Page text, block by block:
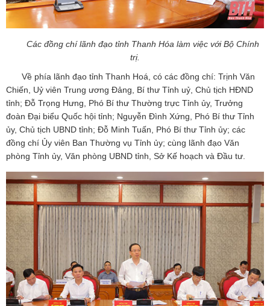
Các đồng chí lãnh đạo tỉnh Thanh Hóa làm việc với Bộ Chính
trị.
Về phía lãnh đạo tỉnh Thanh Hoá, có các đồng chí: Trịnh Văn
Chiến, Uỷ viên Trung ương Đảng, Bí thư Tỉnh uỷ, Chủ tịch HĐND
tỉnh; Đỗ Trọng Hưng, Phó Bí thư Thường trực Tỉnh ủy, Trưởng
đoàn Đại biểu Quốc hội tỉnh; Nguyễn Đình Xứng, Phó Bí thư Tỉnh
ủy, Chủ tịch UBND tỉnh; Đỗ Minh Tuấn, Phó Bí thư Tỉnh ủy; các
đồng chí Ủy viên Ban Thường vụ Tỉnh ủy; cùng lãnh đạo Văn
phòng Tỉnh ủy, Văn phòng UBND tỉnh, Sở Kế hoạch và Đầu tư.